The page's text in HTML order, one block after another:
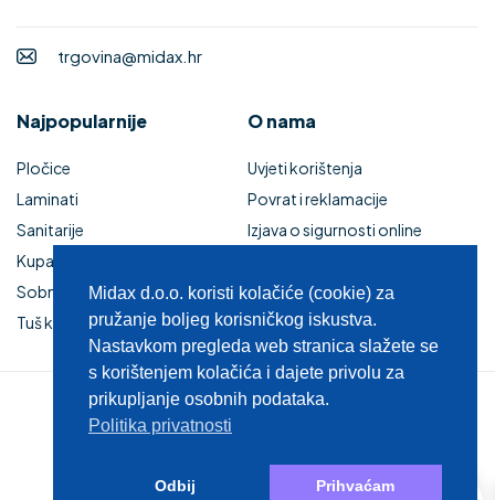
trgovina@midax.hr
Najpopularnije
Pločice
Laminati
Sanitarije
Kupaonski namještaj
Sobna vrata
Tuš kabine i kade
O nama
Uvjeti korištenja
Povrat i reklamacije
Izjava o sigurnosti online
Kupaonski namještaj
Zaštita privatnosti
© 2025 MIDAX d.o.o.
Midax d.o.o. koristi kolačiće (cookie) za
pružanje boljeg korisničkog iskustva.
Nastavkom pregleda web stranica slažete se
s korištenjem kolačića i dajete privolu za
prikupljanje osobnih podataka.
Politika privatnosti
Odbij Prihvaćam